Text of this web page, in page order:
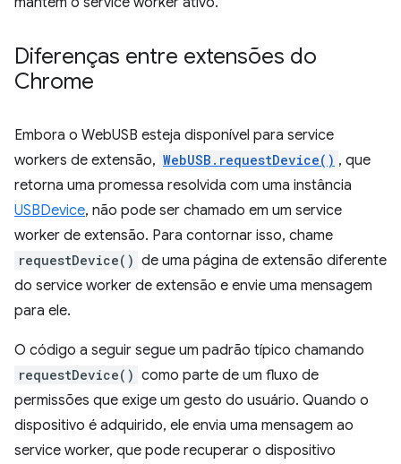
Diferenças entre extensões do
Chrome
Embora o WebUSB esteja disponível para service
workers de extensão, WebUSB.requestDevice() , que
retorna uma promessa resolvida com uma instância
USBDevice, não pode ser chamado em um service
worker de extensão. Para contornar isso, chame
requestDevice() de uma página de extensão diferente
do service worker de extensão e envie uma mensagem
para ele.
O código a seguir segue um padrão típico chamando
requestDevice() como parte de um fluxo de
permissões que exige um gesto do usuário. Quando o
dispositivo é adquirido, ele envia uma mensagem ao
service worker, que pode recuperar o dispositivo